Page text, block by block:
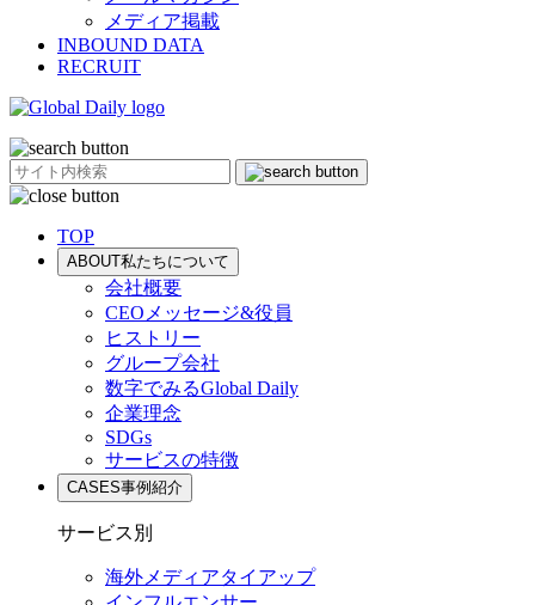
メディア掲載
INBOUND DATA
RECRUIT
TOP
ABOUT私たちについて
会社概要
CEOメッセージ&役員
ヒストリー
グループ会社
数字でみるGlobal Daily
企業理念
SDGs
サービスの特徴
CASES事例紹介
サービス別
海外メディアタイアップ